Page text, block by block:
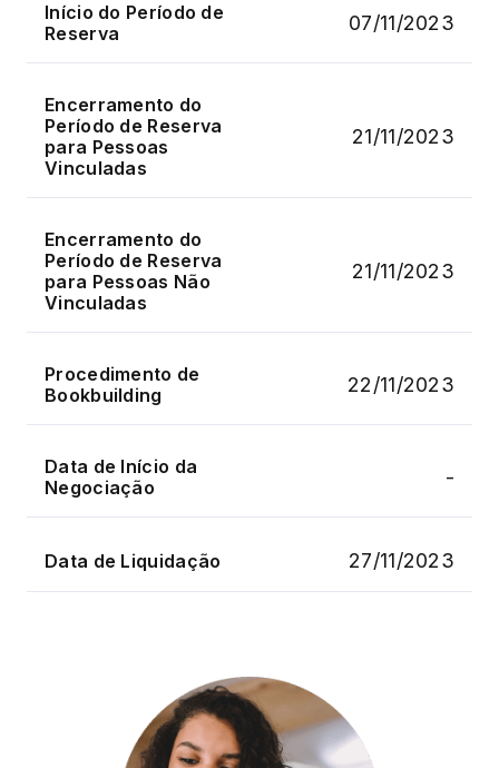
Início do Período de
Reserva
07/11/2023
Encerramento do
Período de Reserva
para Pessoas
Vinculadas
21/11/2023
Encerramento do
Período de Reserva
para Pessoas Não
Vinculadas
21/11/2023
Procedimento de
Bookbuilding
22/11/2023
Data de Início da
Negociação
-
Data de Liquidação 27/11/2023